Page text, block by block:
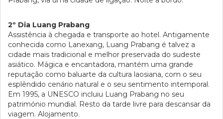
2º Dia Luang Prabang
Assistência à chegada e transporte ao hotel. Antigamente
conhecida como Lanexang, Luang Prabang é talvez a
cidade mais tradicional e melhor preservada do sudeste
asiático. Mágica e encantadora, mantém uma grande
reputação como baluarte da cultura laosiana, com o seu
esplêndido cenário natural e o seu sentimento intemporal.
Em 1995, a UNESCO incluiu Luang Prabang no seu
património mundial. Resto da tarde livre para descansar da
viagem. Alojamento.